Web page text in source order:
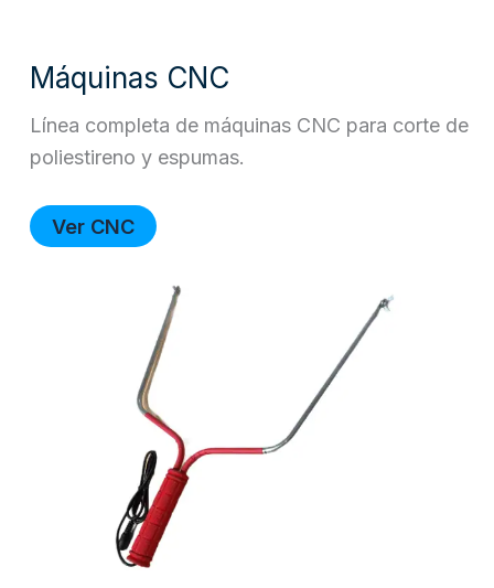
Máquinas CNC
Línea completa de máquinas CNC para corte de
poliestireno y espumas.
Ver CNC